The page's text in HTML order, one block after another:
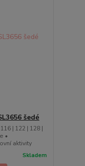
šedé
| 122 | 128 |
•
aktivity
Skladem